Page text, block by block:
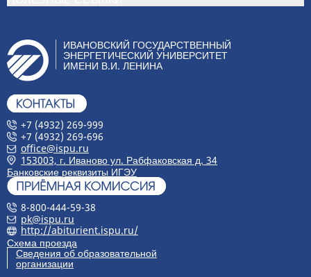
ИВАНОВСКИЙ ГОСУДАРСТВЕННЫЙ
ЭНЕРГЕТИЧЕСКИЙ УНИВЕРСИТЕТ
ИМЕНИ В.И. ЛЕНИНА
+7 (4932) 269-999
+7 (4932) 269-696
office@ispu.ru
153003, г. Иваново ул. Рабфаковская д. 34
Банковские реквизиты ИГЭУ
8-800-444-59-38
pk@ispu.ru
http://abiturient.ispu.ru/
Схема проезда
Сведения об образовательной
организации